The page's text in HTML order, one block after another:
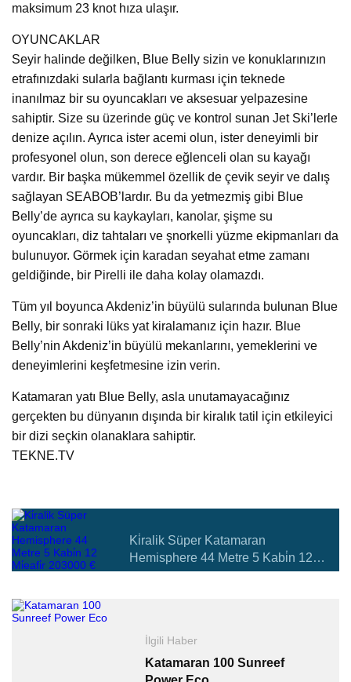
maksimum 23 knot hıza ulaşır.
OYUNCAKLAR
Seyir halinde değilken, Blue Belly sizin ve konuklarınızın
etrafınızdaki sularla bağlantı kurması için teknede
inanılmaz bir su oyuncakları ve aksesuar yelpazesine
sahiptir. Size su üzerinde güç ve kontrol sunan Jet Ski’lerle
denize açılın. Ayrıca ister acemi olun, ister deneyimli bir
profesyonel olun, son derece eğlenceli olan su kayağı
vardır. Bir başka mükemmel özellik de çevik seyir ve dalış
sağlayan SEABOB’lardır. Bu da yetmezmiş gibi Blue
Belly’de ayrıca su kaykayları, kanolar, şişme su
oyuncakları, diz tahtaları ve şnorkelli yüzme ekipmanları da
bulunuyor. Görmek için karadan seyahat etme zamanı
geldiğinde, bir Pirelli ile daha kolay olamazdı.
Tüm yıl boyunca Akdeniz’in büyülü sularında bulunan Blue
Belly, bir sonraki lüks yat kiralamanız için hazır. Blue
Belly’nin Akdeniz’in büyülü mekanlarını, yemeklerini ve
deneyimlerini keşfetmesine izin verin.
Katamaran yatı Blue Belly, asla unutamayacağınız
gerçekten bu dünyanın dışında bir kiralık tatil için etkileyici
bir dizi seçkin olanaklara sahiptir.
TEKNE.TV
Ki̇ralik Süper Katamaran
Hemisphere 44 Metre 5 Kabi̇n 12
Mi̇eafi̇r 203000 €
İlgili Haber
Katamaran 100 Sunreef